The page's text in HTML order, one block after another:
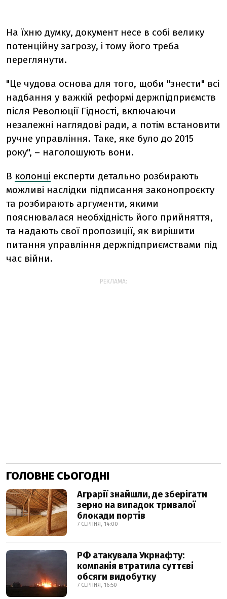
На їхню думку, документ несе в собі велику
потенційну загрозу, і тому його треба
переглянути.
"Це чудова основа для того, щоби "знести" всі
надбання у важкій реформі держпідприємств
після Революції Гідності, включаючи
незалежні наглядові ради, а потім встановити
ручне управління. Таке, яке було до 2015
року", – наголошують вони.
В колонці експерти детально розбирають
можливі наслідки підписання законопроєкту
та розбирають аргументи, якими
пояснювалася необхідність його прийняття,
та надають свої пропозиції, як вирішити
питання управління держпідприємствами під
час війни.
РЕКЛАМА:
ГОЛОВНЕ СЬОГОДНІ
Аграрії знайшли, де зберігати
зерно на випадок тривалої
блокади портів
7 СЕРПНЯ, 14:00
РФ атакувала Укрнафту:
компанія втратила суттєві
обсяги видобутку
7 СЕРПНЯ, 16:50